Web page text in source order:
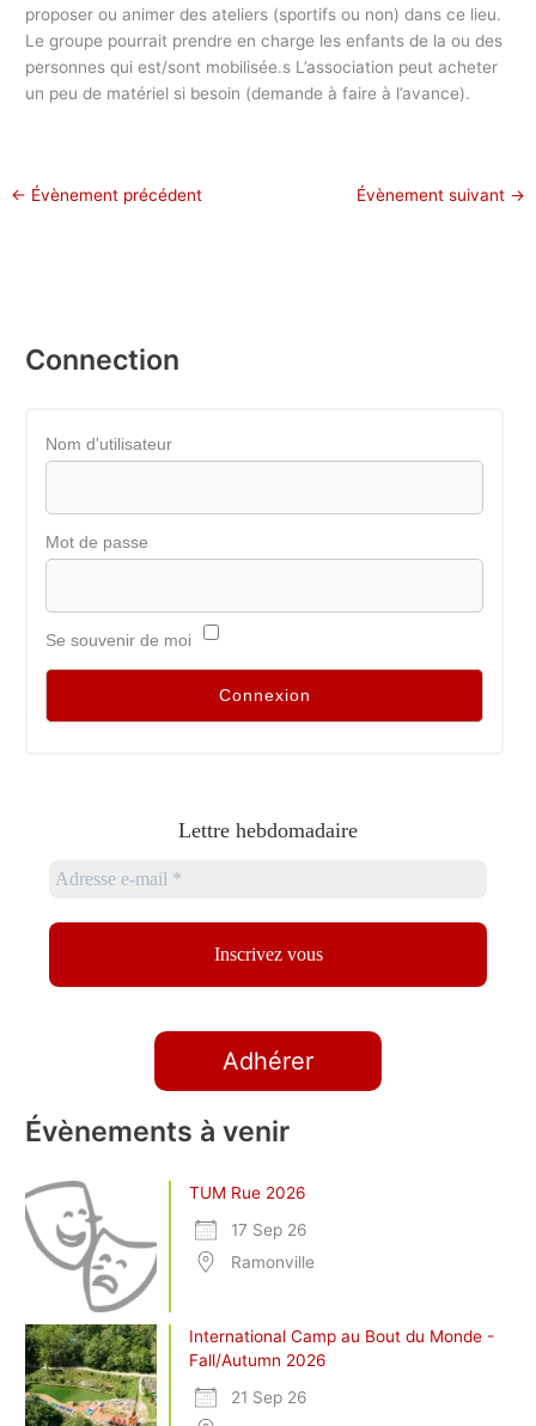
proposer ou animer des ateliers (sportifs ou non) dans ce lieu.
Le groupe pourrait prendre en charge les enfants de la ou des
personnes qui est/sont mobilisée.s L’association peut acheter
un peu de matériel si besoin (demande à faire à l’avance).
← Évènement précédent Évènement suivant →
Connection
Nom d'utilisateur
Mot de passe
Se souvenir de moi
Lettre hebdomadaire
Adhérer
Évènements à venir
TUM Rue 2026
17 Sep 26
Ramonville
International Camp au Bout du Monde -
Fall/Autumn 2026
21 Sep 26